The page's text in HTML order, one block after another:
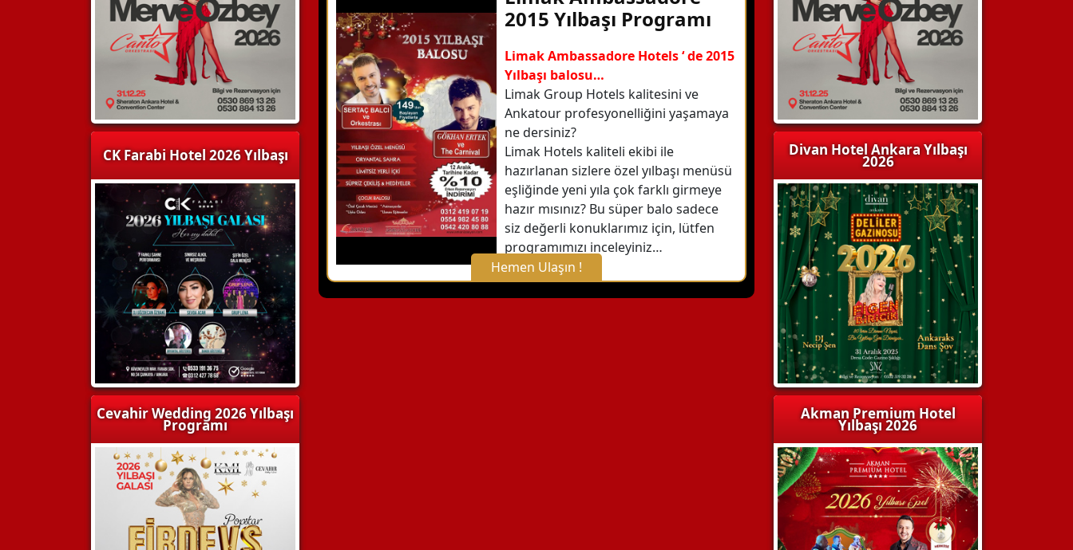
CK Farabi Hotel 2026 Yılbaşı
Cevahir Wedding 2026 Yılbaşı
Programı
2015 Yılbaşı Programı
Limak Ambassadore Hotels ‘ de 2015
Yılbaşı balosu…
Limak Group Hotels kalitesini ve
Ankatour profesyonelliğini yaşamaya
ne dersiniz?
Limak Hotels kaliteli ekibi ile
hazırlanan sizlere özel yılbaşı menüsü
eşliğinde yeni yıla çok farklı girmeye
hazır mısınız? Bu süper balo sadece
siz değerli konuklarımız için, lütfen
programımızı inceleyiniz…
Hemen Ulaşın !
X Kapat
Divan Hotel Ankara Yılbaşı
2026
Akman Premium Hotel
Yılbaşı 2026